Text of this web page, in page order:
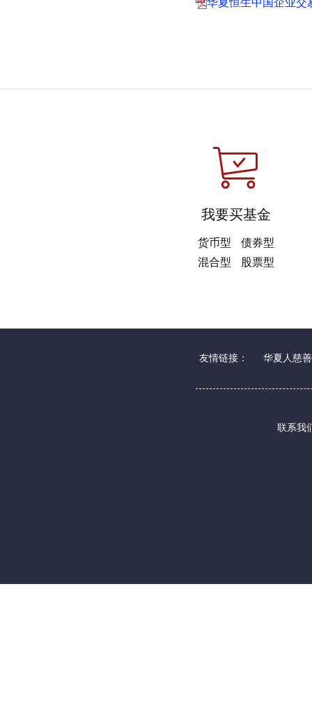
华夏恒生中国企业交
我要买基金
货币型
债券型
混合型
股票型
友情链接： 华夏人慈
联系我